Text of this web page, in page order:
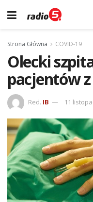
Strona Główna COVID-19
Olecki
pacjentów
Red. IB 11